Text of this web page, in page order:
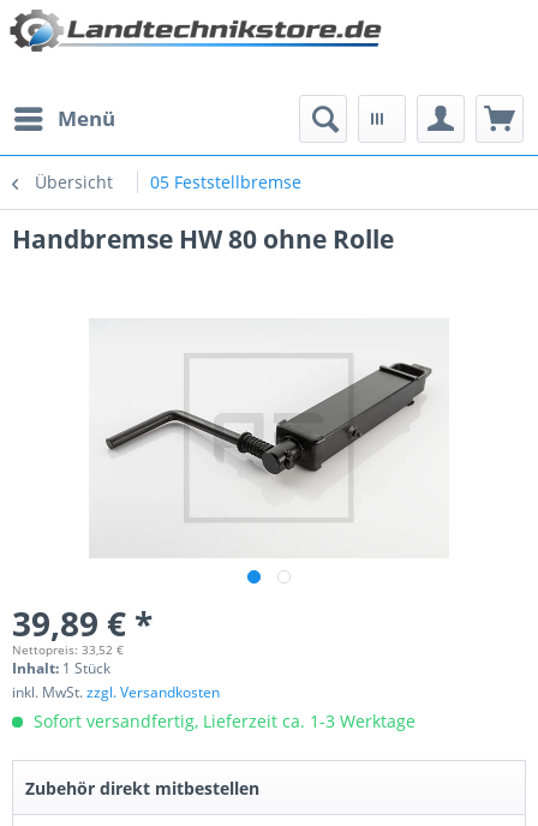
Menü
Übersicht 05 Feststellbremse
Handbremse HW 80 ohne Rolle
39,89 € *
Nettopreis: 33,52 €
Inhalt: 1 Stück
inkl. MwSt.zzgl. Versandkosten
Sofort versandfertig, Lieferzeit ca. 1-3 Werktage
Zubehör direkt mitbestellen